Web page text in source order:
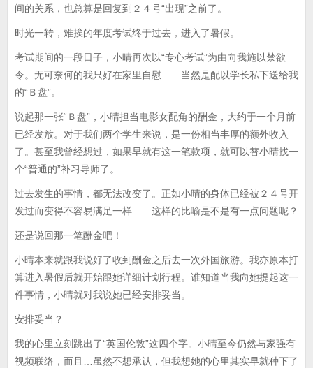
间的关系，也总算是回复到２４号“出现”之前了。
时光一转，难挨的年度考试终于过去，进入了暑假。
考试期间的一段日子，小晴再次以“专心考试”为由向我施以禁欲
令。无可奈何的我只好在家里自慰……当然是配以学长私下送给我
的“Ｂ盘”。
说起那一张“Ｂ盘”，小晴担当电影女配角的酬金，大约于一个月前
已经发放。对于我们两个学生来说，是一份相当丰厚的额外收入
了。甚至我曾经想过，如果早就有这一笔款项，就可以替小晴找一
个“普通的”补习导师了。
过去发生的事情，都无法改变了。正如小晴的身体已经被２４号开
发过而变得不容易满足一样……这样的比喻是不是有一点问题呢？
还是说回那一笔酬金吧！
小晴本来就跟我说好了收到酬金之后去一次外国旅游。我亦原本打
算进入暑假后就开始跟她详细计划行程。谁知道当我向她提起这一
件事情，小晴就对我说她已经安排妥当。
安排妥当？
我的心里立刻跳出了“英国伦敦”这四个字。小晴至今仍然与家强有
视频联络，而且…虽然不想承认，但我想她的心里其实早就种下了